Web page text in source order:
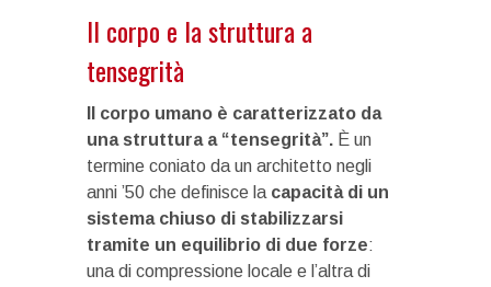
Il corpo e la struttura a
tensegrità
Il corpo umano è caratterizzato da
una struttura a “tensegrità”. È un
termine coniato da un architetto negli
anni ’50 che definisce la capacità di un
sistema chiuso di stabilizzarsi
tramite un equilibrio di due forze:
una di compressione locale e l’altra di